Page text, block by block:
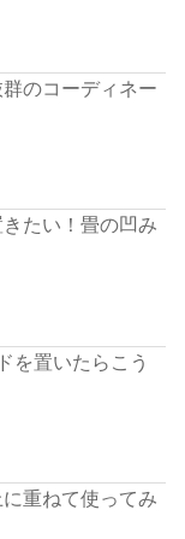
のコーディネー
たい！畳の凹み
を置いたらこう
重ねて使ってみ